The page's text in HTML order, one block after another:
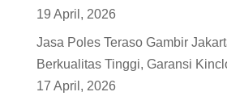
19 April, 2026
Jasa Poles Teraso Gambir
Berkualitas Tinggi, Garansi
17 April, 2026